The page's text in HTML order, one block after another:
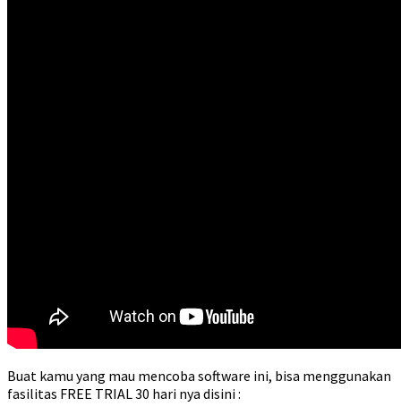
Buat kamu yang mau mencoba software ini, bisa menggunakan
fasilitas FREE TRIAL 30 hari nya disini :